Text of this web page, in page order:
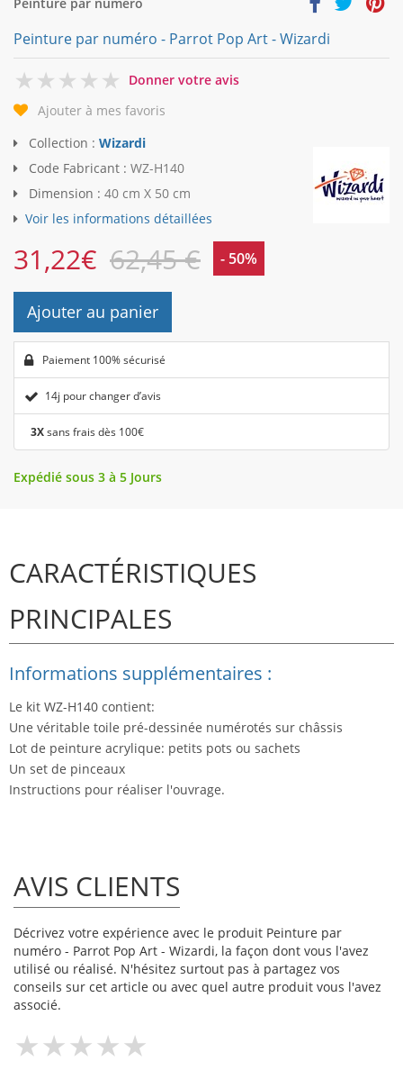
Peinture par numéro - Parrot Pop Art - Wizardi
0
Donner votre avis
Ajouter à mes favoris
Collection : Wizardi
Code Fabricant : WZ-H140
Dimension : 40 cm X 50 cm
Voir les informations détaillées
31,22€ 62,45 € - 50%
Ajouter au panier
Paiement 100% sécurisé
14j pour changer d’avis
3Xsans frais dès 100€
Expédié sous 3 à 5 Jours
CARACTÉRISTIQUES
PRINCIPALES
Informations supplémentaires :
Le kit WZ-H140 contient:
Une véritable toile pré-dessinée numérotés sur châssis
Lot de peinture acrylique: petits pots ou sachets
Un set de pinceaux
Instructions pour réaliser l'ouvrage.
AVIS CLIENTS
Décrivez votre expérience avec le produit Peinture par
numéro - Parrot Pop Art - Wizardi, la façon dont vous l'avez
utilisé ou réalisé. N'hésitez surtout pas à partagez vos
conseils sur cet article ou avec quel autre produit vous l'avez
associé.